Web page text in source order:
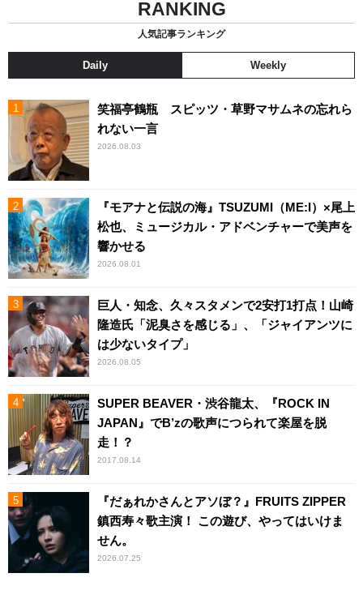
RANKING
人気記事ランキング
Daily Weekly
笑福亭鶴瓶 スピッツ・草野マサムネの忘れら
れない一言
2026.08.03
『モアナと伝説の海』TSUZUMI（ME:I）×尾上
松也、ミュージカル・アドベンチャーで美声を
響かせる
2026.08.01
巨人・知念、久々スタメンで2安打1打点！山崎
隆造氏「泥臭さを感じる」、「ジャイアンツに
は少ないタイプ」
2026.08.05
SUPER BEAVER・渋谷龍太、『ROCK IN
JAPAN』でB’zの歌声につられて楽屋を脱
走！？
2017.08.14
『だぁれかさんとアソぼ？』FRUITS ZIPPER
鎮西寿々歌主演！ この遊び、やってはいけま
せん。
2026.07.25